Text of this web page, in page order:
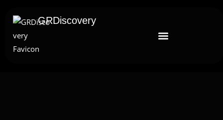
GRDiscovery